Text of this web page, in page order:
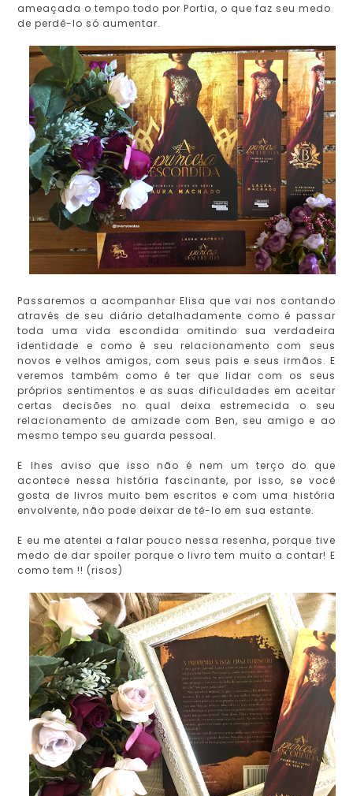
ameaçada o tempo todo por Portia, o que faz seu medo
de perdê-lo só aumentar.
Passaremos a acompanhar Elisa que vai nos contando
através de seu diário detalhadamente como é passar
toda uma vida escondida omitindo sua verdadeira
identidade e como é seu relacionamento com seus
novos e velhos amigos, com seus pais e seus irmãos. E
veremos também como é ter que lidar com os seus
próprios sentimentos e as suas dificuldades em aceitar
certas decisões no qual deixa estremecida o seu
relacionamento de amizade com Ben, seu amigo e ao
mesmo tempo seu guarda pessoal.
E lhes aviso que isso não é nem um terço do que
acontece nessa história fascinante, por isso, se você
gosta de livros muito bem escritos e com uma história
envolvente, não pode deixar de tê-lo em sua estante.
E eu me atentei a falar pouco nessa resenha, porque tive
medo de dar spoiler porque o livro tem muito a contar! E
como tem !! (risos)